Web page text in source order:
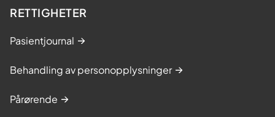
RETTIGHETER
Pasientjournal
Behandling av personopplysninger
Pårørende